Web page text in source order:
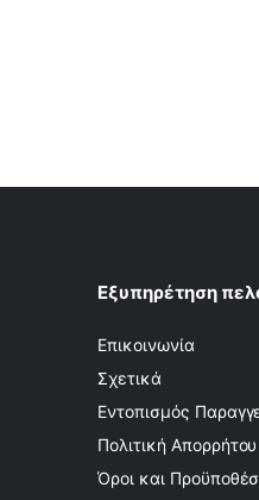
Εξυπηρέτηση
Επικοινωνία
Σχετικά
Εντοπισμός
Πολιτική Απορρήτου
Όροι και